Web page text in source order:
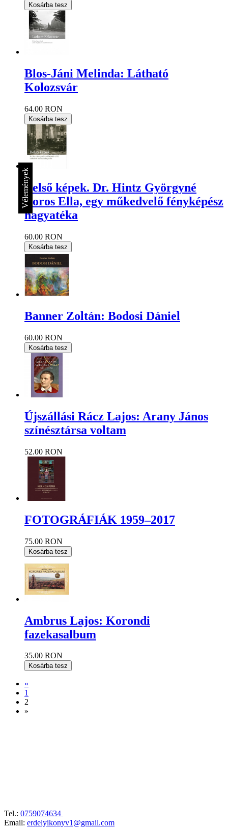
Kosárba tesz
Blos-Jáni Melinda: Látható
Kolozsvár
64.00 RON
Kosárba tesz
Belső képek. Dr. Hintz Györgyné
Boros Ella, egy műkedvelő fényképész
hagyatéka
60.00 RON
Kosárba tesz
Banner Zoltán: Bodosi Dániel
60.00 RON
Kosárba tesz
Újszállási Rácz Lajos: Arany János
színésztársa voltam
52.00 RON
FOTOGRÁFIÁK 1959–2017
75.00 RON
Kosárba tesz
Ambrus Lajos: Korondi
fazekasalbum
35.00 RON
Kosárba tesz
«
1
2
»
Tel.: 0759074634
Email: erdelyikonyv1@gmail.com
Vélemények